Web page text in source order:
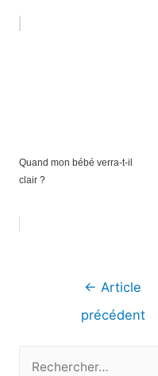
Quand mon bébé verra-t-il
clair ?
Navigation
← Article
précédent